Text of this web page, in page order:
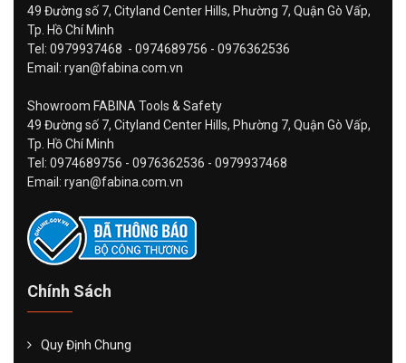
49 Đường số 7, Cityland Center Hills, Phường 7, Quận Gò Vấp,
Tp. Hồ Chí Minh
Tel: 0979937468 - 0974689756 - 0976362536
Email: ryan@fabina.com.vn
Showroom FABINA Tools & Safety
49 Đường số 7, Cityland Center Hills, Phường 7, Quận Gò Vấp,
Tp. Hồ Chí Minh
Tel: 0974689756 - 0976362536 - 0979937468
Email: ryan@fabina.com.vn
Chính Sách
Quy Định Chung